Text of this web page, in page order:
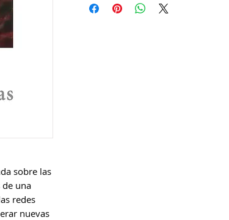
sobre las
una
redes
nuevas